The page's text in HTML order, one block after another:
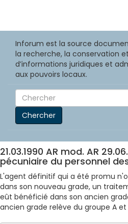
Inforum est la source
la recherche, la conservation
d’informations juridiques et
aux pouvoirs locaux.
Chercher
21.03.1990 AR mod. AR
pécuniaire du personnel
L'agent définitif qui a été promu
dans son nouveau grade, un
eût bénéficié dans son ancien
ancien grade relève du groupe A et